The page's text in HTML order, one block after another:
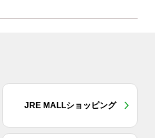
JRE MALLショッピング